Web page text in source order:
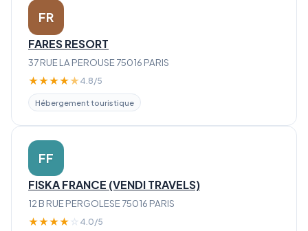
FR
FARES RESORT
37 RUE LA PEROUSE 75016 PARIS
★★★★★ 4.8/5
Hébergement touristique
FF
FISKA FRANCE (VENDI TRAVELS)
12 B RUE PERGOLESE 75016 PARIS
★★★★ ☆ 4.0/5